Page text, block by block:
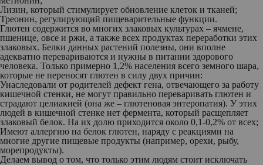
Лизин, который стимулирует обновление клеток и тканей;
Треонин, регулирующий пищеварительные функции.
Глютен содержится во многих злаковых культурах – ячмене,
пшенице, овсе и ржи, а также всех продуктах переработки этих
злаковых. Белки данных растений полезны, они вполне
адекватно перевариваются и нужны в питании здорового
человека. Только примерно 1,2% населения всего земного шара,
которые не переносят глютен в силу двух причин:
Унаследовали от родителей дефект гена, отвечающего за работу
кишечной стенки, не могут правильно переваривать глютен и
страдают целиакией (она же – глютеновая энтеропатия). У этих
людей в кишечной стенке нет фермента, который расщепляет
злаковый белок. На их долю приходится около 0,1-0,2% от всех;
Имеют аллергию на белок глютен, наряду с реакциями на
многие другие пищевые продукты (например, орехи, рыбу,
морепродукты).
Делаем вывод о том, что только этим людям стоит исключать